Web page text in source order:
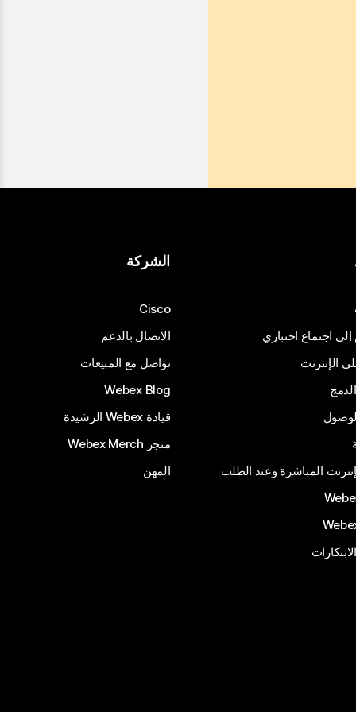
إلى اجتماع اختباري
الإنترنت
المباشرة وعند الطلب
الشركة
Cisco
الاتصال بالدعم
تواصل مع المبيعات
Webex Blog
قيادة Webex الرشيدة
متجر Webex Merch
المهن